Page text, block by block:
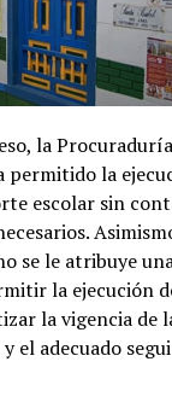
la
permitido la
escolar sin
se le atribuye
la ejecución
la vigencia de
el adecuado